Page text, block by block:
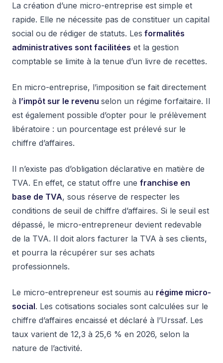
La création d’une micro-entreprise est simple et
rapide. Elle ne nécessite pas de constituer un capital
social ou de rédiger de statuts. Les formalités
administratives sont facilitées et la gestion
comptable se limite à la tenue d’un livre de recettes.
En micro-entreprise, l’imposition se fait directement
à l’impôt sur le revenu selon un régime forfaitaire. Il
est également possible d’opter pour le prélèvement
libératoire : un pourcentage est prélevé sur le
chiffre d’affaires.
Il n’existe pas d’obligation déclarative en matière de
TVA. En effet, ce statut offre une franchise en
base de TVA, sous réserve de respecter les
conditions de seuil de chiffre d’affaires. Si le seuil est
dépassé, le micro-entrepreneur devient redevable
de la TVA. Il doit alors facturer la TVA à ses clients,
et pourra la récupérer sur ses achats
professionnels.
Le micro-entrepreneur est soumis au régime micro-
social. Les cotisations sociales sont calculées sur le
chiffre d’affaires encaissé et déclaré à l’Urssaf. Les
taux varient de 12,3 à 25,6 % en 2026, selon la
nature de l’activité.